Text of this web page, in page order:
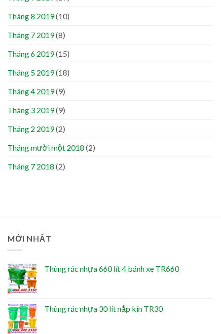
Tháng 8 2019(10)
Tháng 7 2019(8)
Tháng 6 2019(15)
Tháng 5 2019(18)
Tháng 4 2019(9)
Tháng 3 2019(9)
Tháng 2 2019(2)
Tháng mười một 2018 (2)
Tháng 7 2018 (2)
MỚI NHẤT
Thùng rác nhựa 660 lít 4 bánh xe TR660
Thùng rác nhựa 30 lít nắp kín TR30